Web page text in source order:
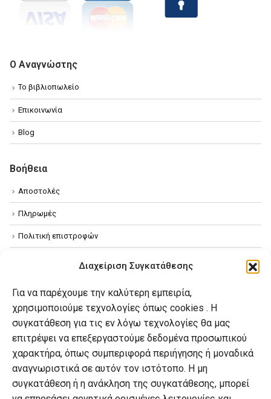
Διαχείριση Συγκατάθεσης
Για να παρέχουμε την καλύτερη εμπειρία,
χρησιμοποιούμε τεχνολογίες όπως cookies . Η
συγκατάθεση για τις εν λόγω τεχνολογίες θα μας
επιτρέψει να επεξεργαστούμε δεδομένα προσωπικού
χαρακτήρα, όπως συμπεριφορά περιήγησης ή μοναδικά
αναγνωριστικά σε αυτόν τον ιστότοπο. Η μη
συγκατάθεση ή η ανάκληση της συγκατάθεσης, μπορεί
Ο Αναγνώστης
Το βιβλιοπωλείο
Επικοινωνία
Blog
Βοήθεια
Αποστολές
Πληρωμές
Πολιτική επιστροφών
Πολιτική Cookies
Ο λογαριασμός μου
Ο λογαριασμός μου
Οι παραγγελίες μου